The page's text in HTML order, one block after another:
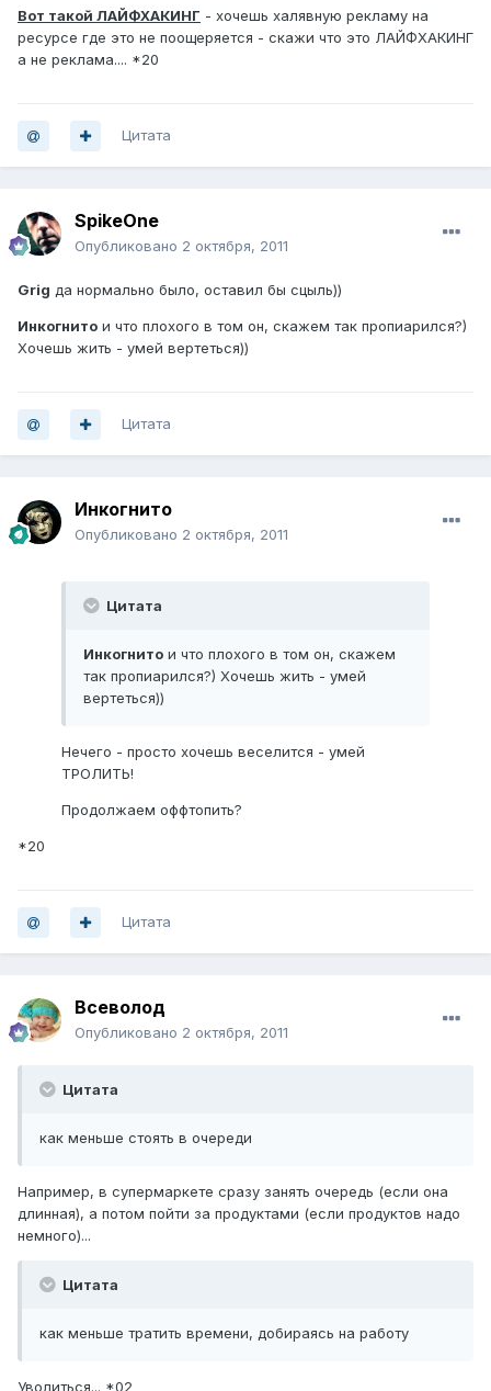
Вот такой ЛАЙФХАКИНГ - хочешь халявную рекламу на
ресурсе где это не поощеряется - скажи что это ЛАЙФХАКИНГ
а не реклама.... *20
Цитата
SpikeOne
Опубликовано 2 октября, 2011
Grig да нормально было, оставил бы сцыль))
Инкогнито и что плохого в том он, скажем так пропиарился?)
Хочешь жить - умей вертеться))
Цитата
Инкогнито
Опубликовано 2 октября, 2011
Цитата
Инкогнито и что плохого в том он, скажем
так пропиарился?) Хочешь жить - умей
вертеться))
Нечего - просто хочешь веселится - умей
ТРОЛИТЬ!
Продолжаем оффтопить?
*20
Цитата
Всеволод
Опубликовано 2 октября, 2011
Цитата
как меньше стоять в очереди
Например, в супермаркете сразу занять очередь (если она
длинная), а потом пойти за продуктами (если продуктов надо
немного)...
Цитата
как меньше тратить времени, добираясь на работу
Уволиться... *02